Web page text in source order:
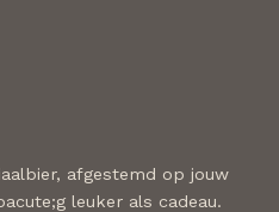
afgestemd op jouw
leuker als cadeau.